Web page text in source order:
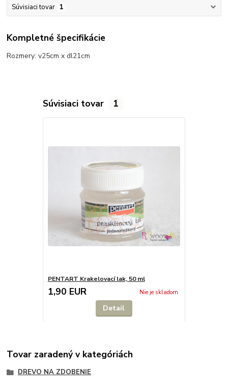
Súvisiaci tovar 1
Kompletné špecifikácie
Rozmery: v25cm x dl21cm
Súvisiaci tovar 1
PENTART Krakelovací lak, 50 ml
1,90 EUR Nie je skladom
Detail
Tovar zaradený v kategóriách
DREVO NA ZDOBENIE